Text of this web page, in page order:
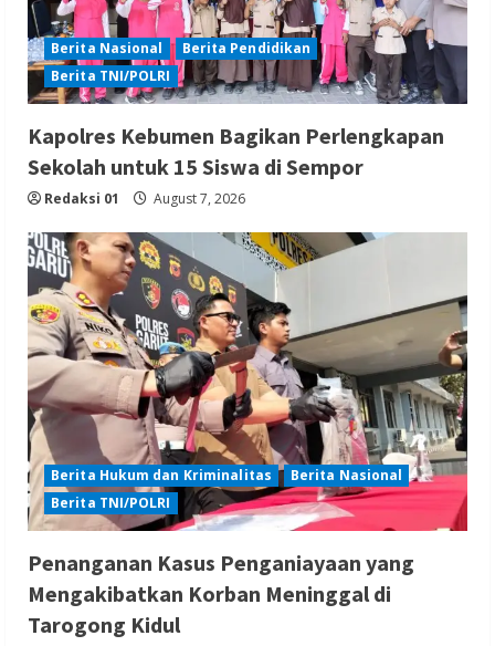
Berita Nasional
Berita Pendidikan
Berita TNI/POLRI
Kapolres Kebumen Bagikan Perlengkapan
Sekolah untuk 15 Siswa di Sempor
Redaksi 01 August 7, 2026
Berita Hukum dan Kriminalitas
Berita Nasional
Berita TNI/POLRI
Penanganan Kasus Penganiayaan yang
Mengakibatkan Korban Meninggal di
Tarogong Kidul